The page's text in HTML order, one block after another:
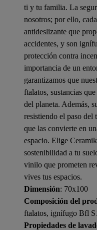
ti y tu familia. La
nosotros; por ello,
antideslizante que
accidentes, y son
protección contra
importancia de un
garantizamos que
ftalatos, sustancias
del planeta. Además,
resistiendo el paso del
que las convierte en
espacio. Elige
sostenibilidad a tu
vinilo que prometen
vives tus espacios.
Dimensión: 70x100
Composición del
ftalatos, ignífugo Bfl
Propiedades de